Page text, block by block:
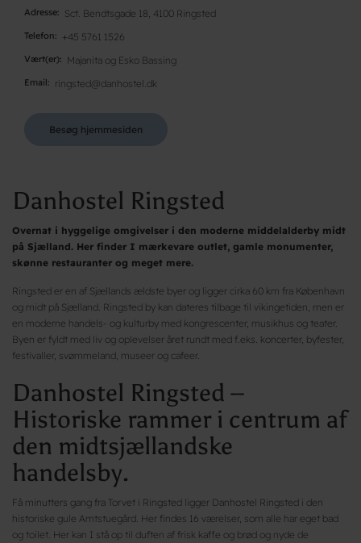
Adresse Sct. Bendtsgade 18, 4100 Ringsted
Telefon +45 5761 1526
Vært(er) Majanita og Esko Bassing
Email ringsted@danhostel.dk
Besøg hjemmesiden
Danhostel Ringsted
Overnat i hyggelige omgivelser i den moderne middelalderby midt
på Sjælland. Her finder I mærkevare outlet, gamle monumenter,
skønne restauranter og meget mere.
Ringsted er en af Sjællands ældste byer og ligger cirka 60 km fra København
og midt på Sjælland. Ringsted by kan dateres tilbage til vikingetiden, men er
en moderne handels- og kulturby med kongrescenter, musikhus og teater.
Byen er fyldt med liv og oplevelser året rundt med f.eks. koncerter, byfester,
festivaller, svømmeland, museer og cafeer.
Danhostel Ringsted –
Historiske rammer i centrum af
den midtsjællandske
handelsby.
Få minutters gang fra Torvet i Ringsted ligger Danhostel Ringsted i den
historiske gule Amtstuegård. Her findes 16 værelser, som alle har eget bad
og toilet. Her kan I stå op til duften af frisk kaffe og brød og nyde de